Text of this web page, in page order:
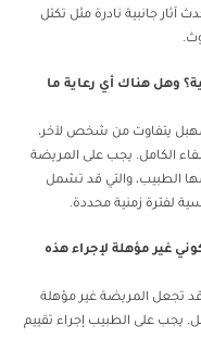
آثار جانبية نادرة مثل تكتل
وهل هناك أي رعاية ما
يتفاوت من شخص لآخر،
الكامل. يجب على المريضة
الطبيب، والتي قد تشمل
لفترة زمنية محددة.
غير مؤهلة لإجراء هذه
تجعل المريضة غير مؤهلة
يجب على الطبيب إجراء تقييم